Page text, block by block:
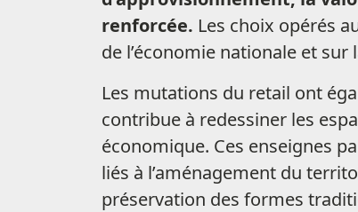
renforcée. Les choix opérés
de l’économie nationale et
Les mutations du retail ont
contribue à redessiner les
économique. Ces enseignes
liés à l’aménagement du
préservation des formes